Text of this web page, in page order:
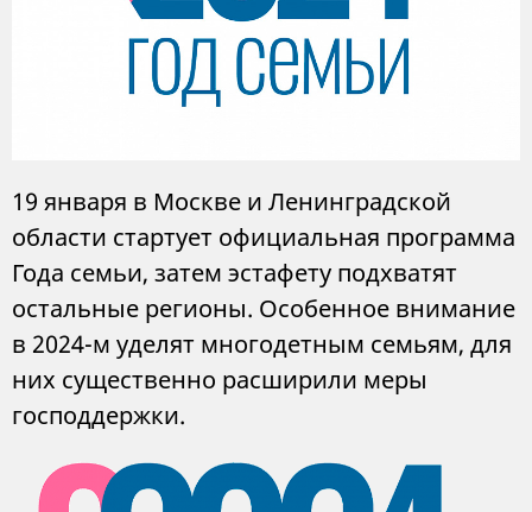
19 января в Москве и Ленинградской
области стартует официальная программа
Года семьи, затем эстафету подхватят
остальные регионы. Особенное внимание
в 2024-м уделят многодетным семьям, для
них существенно расширили меры
господдержки.